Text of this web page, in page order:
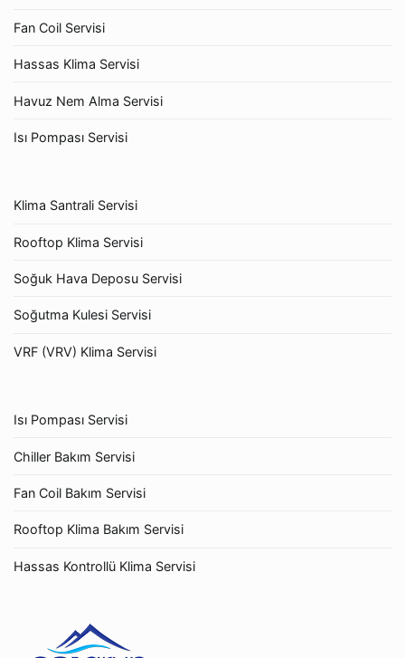
Fan Coil Servisi
Hassas Klima Servisi
Havuz Nem Alma Servisi
Isı Pompası Servisi
Klima Santrali Servisi
Rooftop Klima Servisi
Soğuk Hava Deposu Servisi
Soğutma Kulesi Servisi
VRF (VRV) Klima Servisi
Isı Pompası Servisi
Chiller Bakım Servisi
Fan Coil Bakım Servisi
Rooftop Klima Bakım Servisi
Hassas Kontrollü Klima Servisi